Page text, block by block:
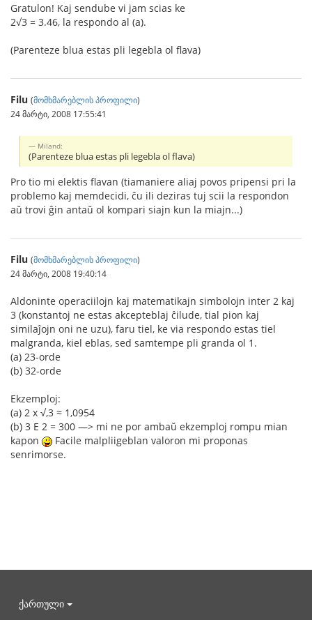
Gratulon! Kaj sendube vi jam scias ke
2√3 = 3.46, la respondo al (a).
(Parenteze blua estas pli legebla ol flava)
Filu (მომხმარებლის პროფილი)
24 მარტი, 2008 17:55:41
Miland:
(Parenteze blua estas pli legebla ol flava)
Pro tio mi elektis flavan (tiamaniere aliaj povos pripensi pri la
problemo kaj memdecidi, ĉu ili deziras tuj scii la respondon
aŭ trovi ĝin antaŭ ol kompari siajn kun la miajn...)
Filu (მომხმარებლის პროფილი)
24 მარტი, 2008 19:40:14
Aldoninte operaciilojn kaj matematikajn simbolojn inter 2 kaj
3 (konstantoj ne estas akcepteblaj ĉilude, tial pion kaj
similaĵojn oni ne uzu), faru tiel, ke via respondo estas tiel
malgranda, kiel eblas, sed samtempe pli granda ol 1.
(a) 23-orde
(b) 32-orde
Ekzemploj:
(a) 2 x √,3 ≈ 1,0954
(b) 3 E 2 = 300 —> mi ne por ambaŭ ekzemploj rompu mian
kapon
Facile malpliigeblan valoron mi proponas
senrimorse.
ქართული